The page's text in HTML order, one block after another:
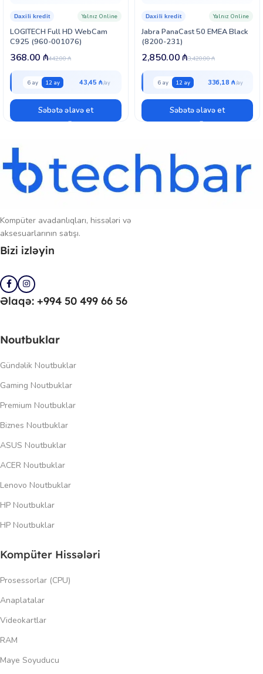
monitorların üzərinə asanlıqla yerləşdirilə bilər. Onun dayanıqlı tutacağı
möhkəm bir fiksasiya təmin edir, bu da veb-kameranın istənilən
vəziyyətdə sabit qalmasına imkan verir. Lenovo Essential FHD
Webcam Gen2, etibarlı performans və yüksək keyfiyyətli video-audio
təcrübəsi axtaran hər kəs üçün mükəmməl seçimdir.
LOGITECH Full HD WebCam
C925 (960-001076)
Daxili kredit Yalnız Online
442.00₼
368.00 ₼
6 ay 12 ay 43,45 ₼
Səbətə əlavə et
Jabra PanaCast 50 EMEA Black
(8200-231)
Daxili kredit Yalnız Online
3,420.00₼
2,850.00₼
6 ay 12 ay 336,18 ₼
Səbətə əlavə et
Kompüter avadanlıqları, hissələri və
aksesuarlarının satışı.
Bizi izləyin
Əlaqə: +994 50 499 66 56
Noutbuklar
Gündəlik Noutbuklar
Gaming Noutbuklar
Premium Noutbuklar
Biznes Noutbuklar
ASUS Noutbuklar
ACER Noutbuklar
Lenovo Noutbuklar
HP Noutbuklar
HP Noutbuklar
Kompüter Hissələri
Prosessorlar (CPU)
Anaplatalar
Videokartlar
RAM
Maye Soyuducu